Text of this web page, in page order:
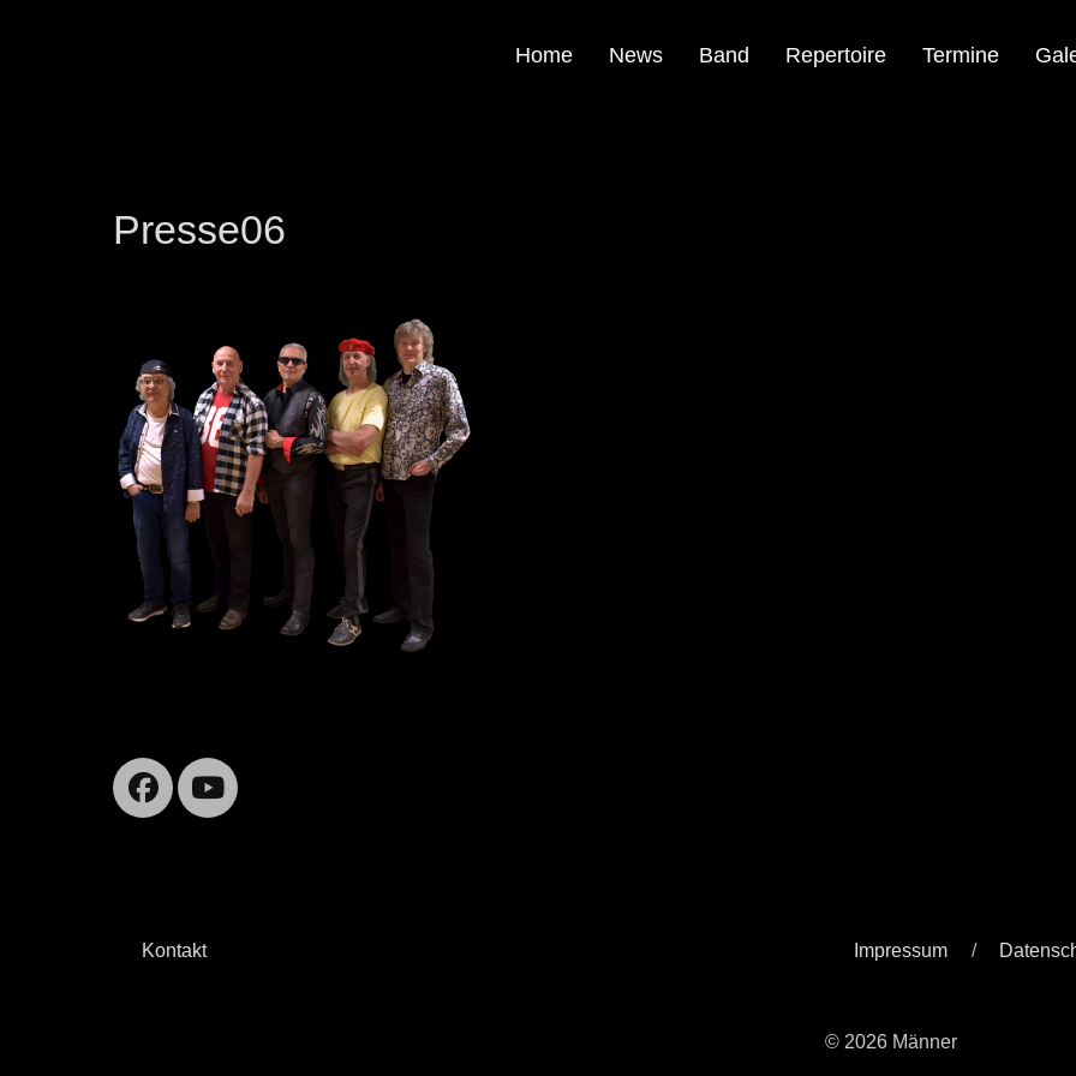
Home News Band Repertoire Termine
Presse06
Facebook
YouTube
Kontakt Impressum
© 2026 Männer